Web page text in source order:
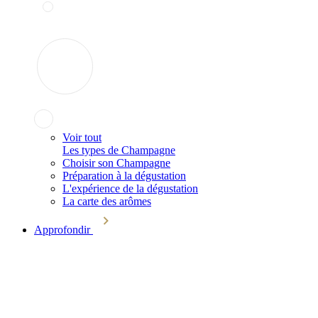
Voir tout
Les types de Champagne
Choisir son Champagne
Préparation à la dégustation
L'expérience de la dégustation
La carte des arômes
Approfondir